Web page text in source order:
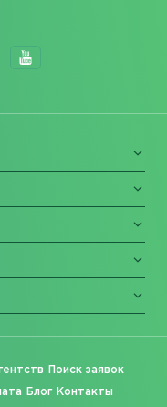
Поиск заявок
Блог Контакты